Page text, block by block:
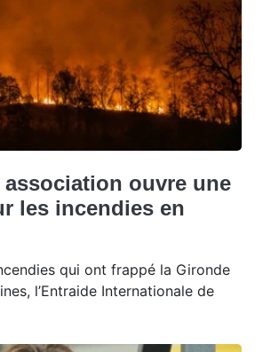
association ouvre une
les incendies en
qui ont frappé la Gironde
l’Entraide Internationale de